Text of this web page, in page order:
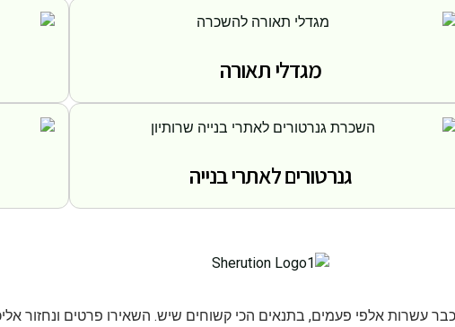
מגדלי תאורה
גנרטורים לאתרי בנייה
עשרות אלפי פעמים, בתנאים הכי קשוחים שיש. השאירו פרטים ונחזור